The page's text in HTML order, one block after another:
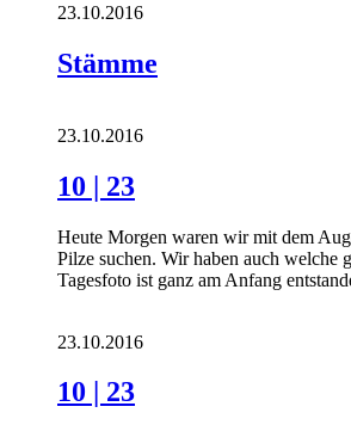
23.10.2016
Stämme
23.10.2016
10 | 23
Heute Morgen waren wir mit dem
Pilze suchen. Wir haben auch welche
Tagesfoto ist ganz am Anfang
23.10.2016
10 | 23